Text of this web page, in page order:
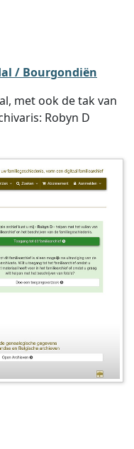
/ Bourgondiën
met ook de tak van
Robyn D